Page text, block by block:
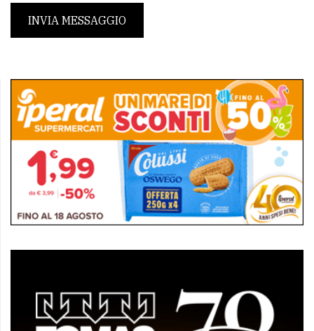
INVIA MESSAGGIO